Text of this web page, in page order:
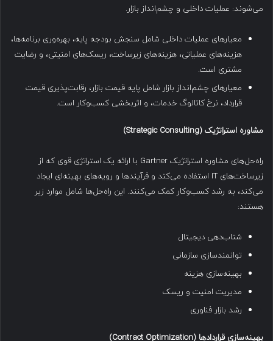
می‌شوند: عملیات داخلی و چشم‌انداز بازار.
معیارهای عملیات داخلی شامل سنجش بودجه پایه، بهره‌وری برنامه‌ها،
هزینه‌های عملیاتی، هزینه‌های زیرساخت، ریسک‌های امنیتی، و رضایت
مشتری است.
معیارهای چشم‌انداز بازار شامل پایه قیمت بازار، رقابت‌پذیری قیمت
قرارداد، نرخ کاتالوگ خدمات، و اثربخشی کسب‌وکار است.
مشاوره استراتژیک (Strategic Consulting)
راه‌حل‌های مشاوره استراتژیک Gartner با ارائه یک استراتژی قوی که از
زیرساخت‌های IT استفاده می‌کند و فرآیندها و رویه‌های بهینه‌ای ایجاد
می‌کند، به رشد کسب‌وکار کمک می‌کنند. این راه‌حل‌ها شامل موارد زیر
هستند:
شتاب‌دهی دیجیتال
توانمندسازی سازمانی
بهینه‌سازی هزینه
مدیریت امنیت و ریسک
رشد بازار فناوری
بهینه‌سازی قراردادها (Contract Optimization)